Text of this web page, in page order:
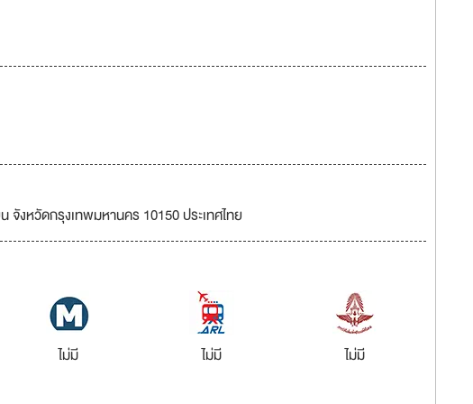
จังหวัดกรุงเทพมหานคร 10150 ประเทศไทย
ไม่มี ไม่มี ไม่มี